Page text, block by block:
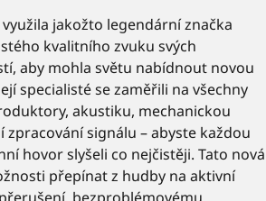
jakožto legendární značka
kvalitního zvuku svých
aby mohla světu nabídnout novou
specialisté se zaměřili na všechny
akustiku, mechanickou
signálu – abyste každou
hovor slyšeli co nejčistěji. Tato nová
přepínat z hudby na aktivní